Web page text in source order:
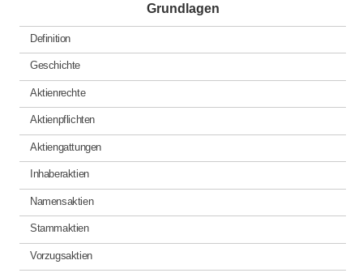
Grundlagen
Definition
Geschichte
Aktienrechte
Aktienpflichten
Aktiengattungen
Inhaberaktien
Namensaktien
Stammaktien
Vorzugsaktien